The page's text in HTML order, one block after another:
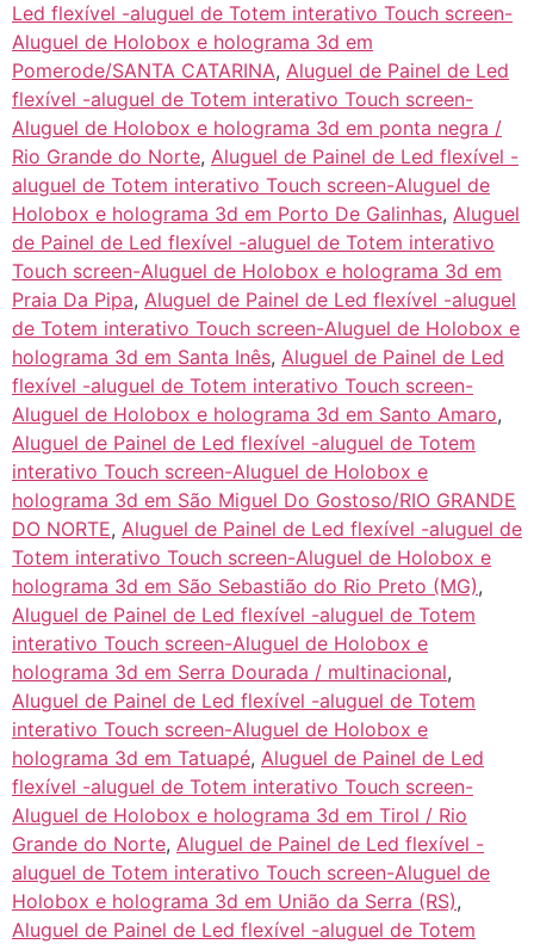
Led flexível -aluguel de Totem interativo Touch screen-
Aluguel de Holobox e holograma 3d em
Pomerode/SANTA CATARINA, Aluguel de Painel de Led
flexível -aluguel de Totem interativo Touch screen-
Aluguel de Holobox e holograma 3d em ponta negra /
Rio Grande do Norte, Aluguel de Painel de Led flexível -
aluguel de Totem interativo Touch screen-Aluguel de
Holobox e holograma 3d em Porto De Galinhas, Aluguel
de Painel de Led flexível -aluguel de Totem interativo
Touch screen-Aluguel de Holobox e holograma 3d em
Praia Da Pipa, Aluguel de Painel de Led flexível -aluguel
de Totem interativo Touch screen-Aluguel de Holobox e
holograma 3d em Santa Inês, Aluguel de Painel de Led
flexível -aluguel de Totem interativo Touch screen-
Aluguel de Holobox e holograma 3d em Santo Amaro,
Aluguel de Painel de Led flexível -aluguel de Totem
interativo Touch screen-Aluguel de Holobox e
holograma 3d em São Miguel Do Gostoso/RIO GRANDE
DO NORTE, Aluguel de Painel de Led flexível -aluguel de
Totem interativo Touch screen-Aluguel de Holobox e
holograma 3d em São Sebastião do Rio Preto (MG),
Aluguel de Painel de Led flexível -aluguel de Totem
interativo Touch screen-Aluguel de Holobox e
holograma 3d em Serra Dourada / multinacional,
Aluguel de Painel de Led flexível -aluguel de Totem
interativo Touch screen-Aluguel de Holobox e
holograma 3d em Tatuapé, Aluguel de Painel de Led
flexível -aluguel de Totem interativo Touch screen-
Aluguel de Holobox e holograma 3d em Tirol / Rio
Grande do Norte, Aluguel de Painel de Led flexível -
aluguel de Totem interativo Touch screen-Aluguel de
Holobox e holograma 3d em União da Serra (RS),
Aluguel de Painel de Led flexível -aluguel de Totem